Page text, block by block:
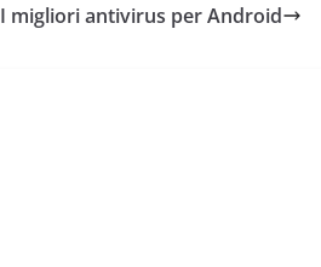
I migliori antivirus per Android